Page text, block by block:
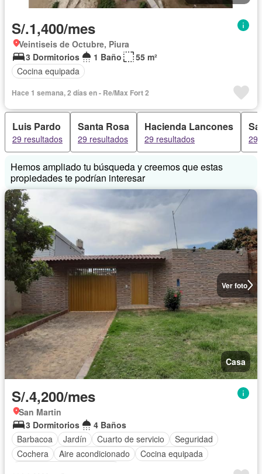
S/.1,400/mes
Veintiseis de Octubre, Piura
3 Dormitorios
1 Baño
55 m²
Cocina equipada
Hace 1 semana, 2 días en - Re/Max Fort 2
Luis Pardo
29 resultados
Santa Rosa
29 resultados
Hacienda Lancones
29 resultados 29
Hemos ampliado tu búsqueda y creemos que estas
propiedades te podrían interesar
Ver foto
Casa
S/.4,200/mes
San Martin
3 Dormitorios
4 Baños
Barbacoa
Jardín Cuarto de servicio
Seguridad
Cochera
Aire acondicionado
Cocina equipada